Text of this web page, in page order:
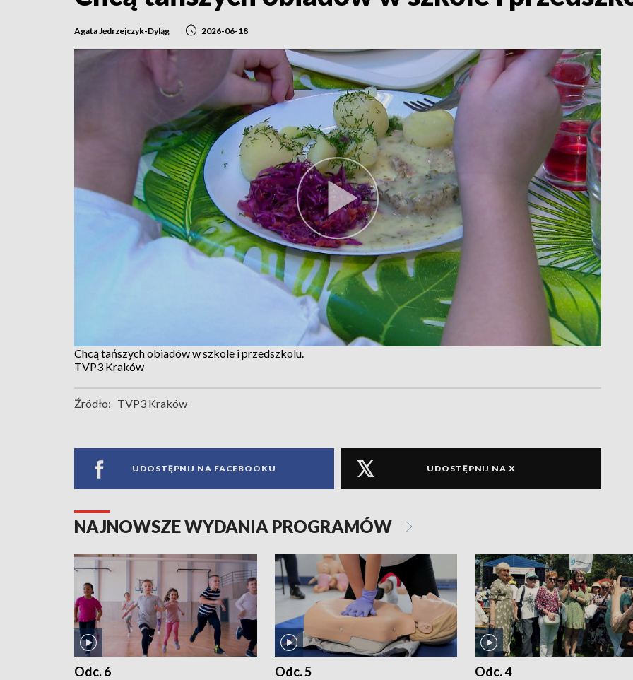
Agata Jędrzejczyk-Dyląg 2026-06-18
Chcą tańszych obiadów w szkole i przedszkolu.
TVP3 Kraków
Źródło: TVP3 Kraków
UDOSTĘPNIJ NA FACEBOOKU UDOSTĘPNIJ NA X
NAJNOWSZE WYDANIA PROGRAMÓW
Odc. 6 Odc. 5 Odc. 4